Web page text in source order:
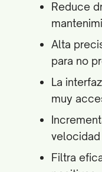
Reduce
Alta
para no
La
muy
Filtra